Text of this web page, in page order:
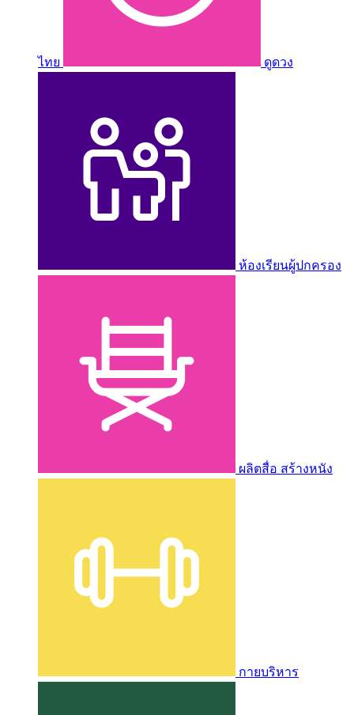
ไทย ดูดวง
ห้องเรียนผู้ปกครอง
ผลิตสื่อ สร้างหนัง
กายบริหาร